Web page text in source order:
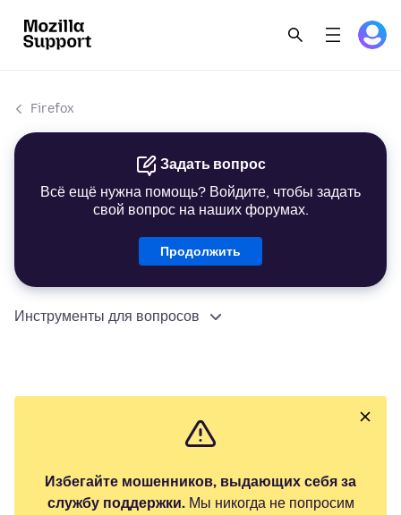
Firefox
Задать вопрос
Всё ещё нужна помощь? Войдите, чтобы задать
свой вопрос на наших форумах.
Продолжить
Инструменты для вопросов
Избегайте мошенников, выдающих себя за
службу поддержки.Мы никогда не попросим